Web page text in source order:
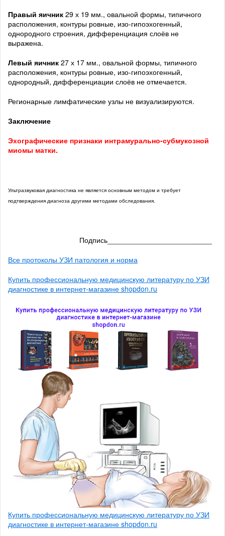
Правый яичник 29 х 19 мм., овальной формы, типичного
расположения, контуры ровные, изо-гипоэхогенный,
однородного строения, дифференциация слоёв не
выражена.
Левый яичник 27 х 17 мм., овальной формы, типичного
расположения, контуры ровные, изо-гипоэхогенный,
однородный, дифференциации слоёв не отмечается.
Регионарные лимфатические узлы не визуализируются.
Заключение
Эхографические признаки интрамурально-субмукозной
миомы матки.
Ультразвуковая диагностика не является основным методом и требует
подтверждения диагноза другими методами обследования.
Подпись__________________________
Все протоколы УЗИ патология и норма
Купить профессиональную медицинскую литературу по УЗИ
диагностике в интернет-магазине shopdon.ru
Купить профессиональную медицинскую литературу по УЗИ
диагностике в интернет-магазине shopdon.ru